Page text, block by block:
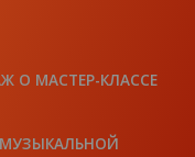
О МАСТЕР-КЛАССЕ